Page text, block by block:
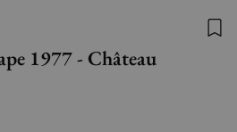
1977 - Château